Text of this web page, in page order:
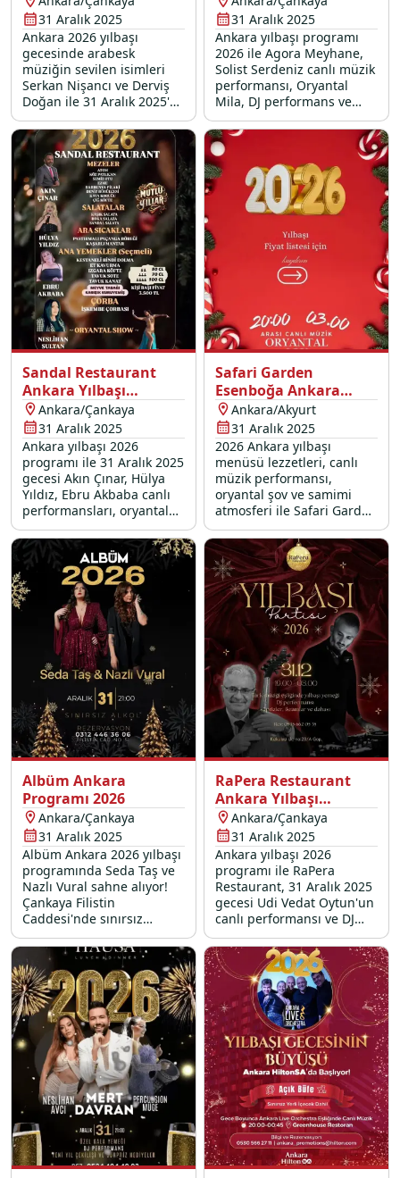
31 Aralık 2025
Ankara 2026 yılbaşı
gecesinde arabesk
müziğin sevilen isimleri
Serkan Nişancı ve Derviş
Doğan ile 31 Aralık 2025'e
unutulmaz bir veda etmek
için Patra Arabesk'e
davetlisiniz.
31 Aralık 2025
Ankara yılbaşı programı
2026 ile Agora Meyhane,
Solist Serdeniz canlı müzik
performansı, Oryantal
Mila, DJ performans ve
özel yılbaşı menüsü
lezzetleriyle sizleri
bekliyor.
Sandal Restaurant
Ankara Yılbaşı
Programı 2026
Ankara/Çankaya
31 Aralık 2025
Ankara yılbaşı 2026
programı ile 31 Aralık 2025
gecesi Akın Çınar, Hülya
Yıldız, Ebru Akbaba canlı
performansları, oryantal
show ve eşsiz lezzetlerle
dolu bir yılbaşı menüsü
Sandal Restaurant'ta sizi
bekliyor.
Safari Garden
Esenboğa Ankara
Yılbaşı Programı 2026
Ankara/Akyurt
31 Aralık 2025
2026 Ankara yılbaşı
menüsü lezzetleri, canlı
müzik performansı,
oryantal şov ve samimi
atmosferi ile Safari Garden
Esenboğa sizleri eşsiz bir
31 Aralık 2025 gecesine
davet ediyor.
Albüm Ankara
Programı 2026
Ankara/Çankaya
31 Aralık 2025
Albüm Ankara 2026 yılbaşı
programında Seda Taş ve
Nazlı Vural sahne alıyor!
Çankaya Filistin
Caddesi'nde sınırsız
eğlence ve müzik dolu bir
gala için hemen yerinizi
ayırtın.
RaPera Restaurant
Ankara Yılbaşı
Programı 2026
Ankara/Çankaya
31 Aralık 2025
Ankara yılbaşı 2026
programı ile RaPera
Restaurant, 31 Aralık 2025
gecesi Udi Vedat Oytun'un
canlı performansı ve DJ
Platinium'un eğlenceyi
doruğa çıkaracak yılbaşı
partisi ile unutulmaz bir
deneyim vaat ediyor.